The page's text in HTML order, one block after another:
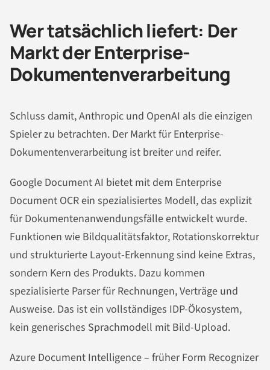
Wer tatsächlich liefert: Der
Markt der Enterprise-
Dokumentenverarbeitung
Schluss damit, Anthropic und OpenAI als die einzigen
Spieler zu betrachten. Der Markt für Enterprise-
Dokumentenverarbeitung ist breiter und reifer.
Google Document AI bietet mit dem Enterprise
Document OCR ein spezialisiertes Modell, das explizit
für Dokumentenanwendungsfälle entwickelt wurde.
Funktionen wie Bildqualitätsfaktor, Rotationskorrektur
und strukturierte Layout-Erkennung sind keine Extras,
sondern Kern des Produkts. Dazu kommen
spezialisierte Parser für Rechnungen, Verträge und
Ausweise. Das ist ein vollständiges IDP-Ökosystem,
kein generisches Sprachmodell mit Bild-Upload.
Azure Document Intelligence – früher Form Recognizer